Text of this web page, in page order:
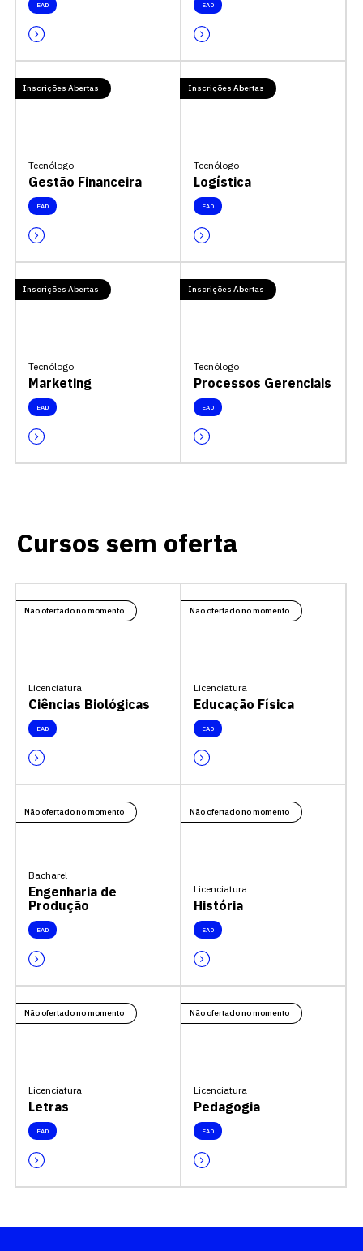
EAD EAD
Inscrições Abertas
Tecnólogo
Gestão Financeira
EAD
Inscrições Abertas
Tecnólogo
Logística
EAD
Inscrições Abertas
Tecnólogo
Marketing
EAD
Inscrições Abertas
Tecnólogo
Processos Gerenciais
EAD
Cursos sem oferta
Não ofertado no momento
Licenciatura
Ciências Biológicas
EAD
Não ofertado no momento
Licenciatura
Educação Física
EAD
Não ofertado no momento
Bacharel
Engenharia de
Produção
EAD
Não ofertado no momento
Licenciatura
História
EAD
Não ofertado no momento
Licenciatura
Letras
EAD
Não ofertado no momento
Licenciatura
Pedagogia
EAD